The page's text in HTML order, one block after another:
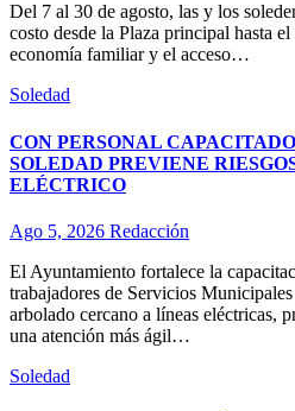
Del 7 al 30 de agosto, las y los
costo desde la Plaza principal hasta
economía familiar y el acceso…
Soledad
CON PERSONAL
SOLEDAD PREVIENE
ELÉCTRICO
Ago 5, 2026 Redacción
El Ayuntamiento fortalece la
trabajadores de Servicios
arbolado cercano a líneas eléctricas,
una atención más ágil…
Soledad